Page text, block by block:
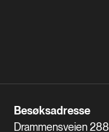
Besøksadresse
Drammensveien 288